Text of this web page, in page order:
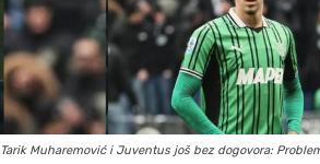
Tarik Muharemović i Juventus još bez dogovora: